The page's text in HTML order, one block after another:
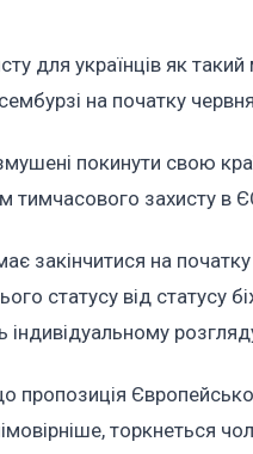
для українців як
на початку
покинути свою
тимчасового захисту в
закінчитися на
статусу від
індивідуальному
пропозиція
торкнеться